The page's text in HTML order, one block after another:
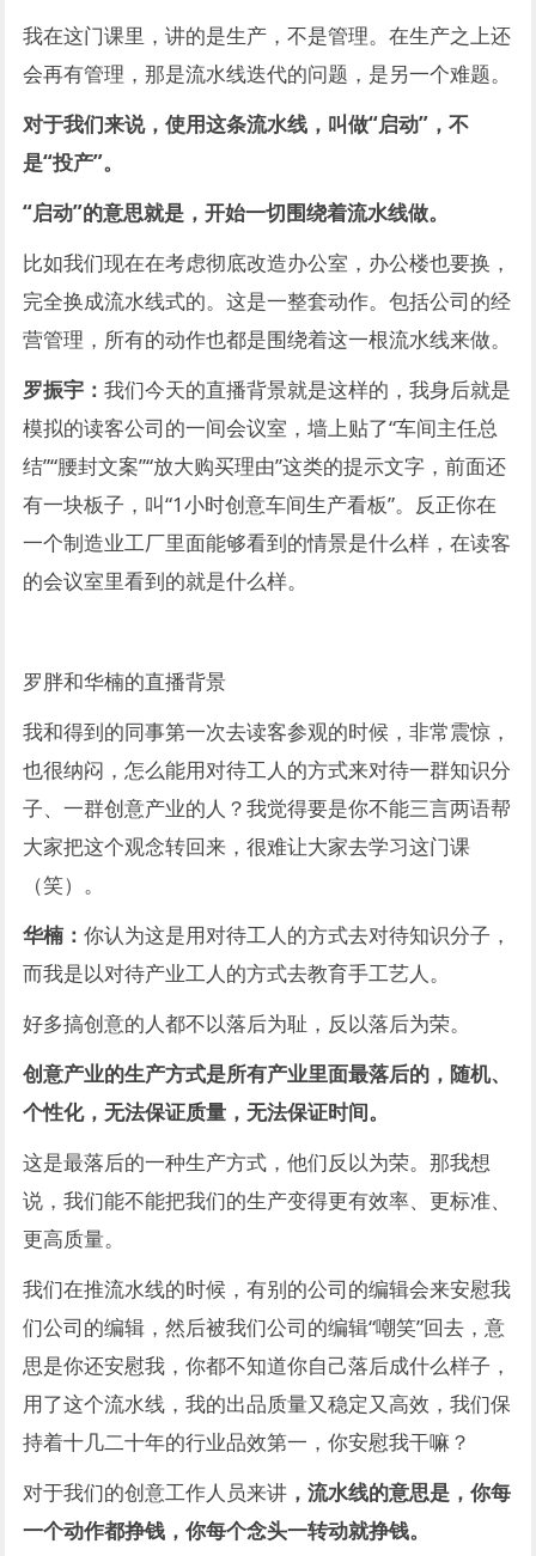
我在这门课里，讲的是生产，不是管理。在生产之上还
会再有管理，那是流水线迭代的问题，是另一个难题。
对于我们来说，使用这条流水线，叫做“启动”，不
是“投产”。
“启动”的意思就是，开始一切围绕着流水线做。
比如我们现在在考虑彻底改造办公室，办公楼也要换，
完全换成流水线式的。这是一整套动作。包括公司的经
营管理，所有的动作也都是围绕着这一根流水线来做。
罗振宇：我们今天的直播背景就是这样的，我身后就是
模拟的读客公司的一间会议室，墙上贴了“车间主任总
结”“腰封文案”“放大购买理由”这类的提示文字，前面还
有一块板子，叫“1小时创意车间生产看板”。反正你在
一个制造业工厂里面能够看到的情景是什么样，在读客
的会议室里看到的就是什么样。
罗胖和华楠的直播背景
我和得到的同事第一次去读客参观的时候，非常震惊，
也很纳闷，怎么能用对待工人的方式来对待一群知识分
子、一群创意产业的人？我觉得要是你不能三言两语帮
大家把这个观念转回来，很难让大家去学习这门课
（笑）。
华楠：你认为这是用对待工人的方式去对待知识分子，
而我是以对待产业工人的方式去教育手工艺人。
好多搞创意的人都不以落后为耻，反以落后为荣。
创意产业的生产方式是所有产业里面最落后的，随机、
个性化，无法保证质量，无法保证时间。
这是最落后的一种生产方式，他们反以为荣。那我想
说，我们能不能把我们的生产变得更有效率、更标准、
更高质量。
我们在推流水线的时候，有别的公司的编辑会来安慰我
们公司的编辑，然后被我们公司的编辑“嘲笑”回去，意
思是你还安慰我，你都不知道你自己落后成什么样子，
用了这个流水线，我的出品质量又稳定又高效，我们保
持着十几二十年的行业品效第一，你安慰我干嘛？
对于我们的创意工作人员来讲 ，流水线的意思是，你每
一个动作都挣钱，你每个念头一转动就挣钱。